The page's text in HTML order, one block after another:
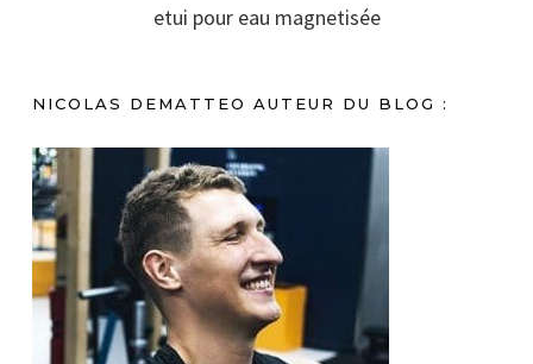
etui pour eau magnetisée
NICOLAS DEMATTEO AUTEUR DU BLOG :